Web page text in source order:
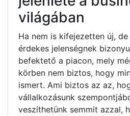
világában
Ha nem is kifejezetten új,
érdekes jelenségnek
befektető a piacon, mely
körben nem biztos, hogy
ismert. Ami biztos az az,
vállalkozásunk
veszíthetünk semmit azzal,